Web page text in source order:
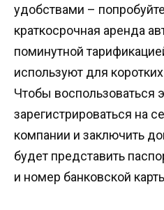
удобствами –
краткосрочная аренда
поминутной
используют для
Чтобы воспользоваться
зарегистрироваться на
компании и заключить
будет представить
и номер банковской